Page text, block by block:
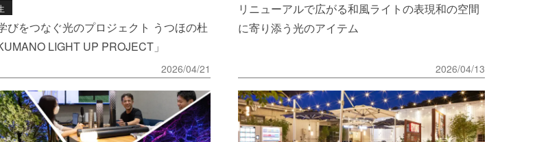
びをつなぐ光のプロジェクト うつほの杜
LIGHT UP PROJECT」
2026/04/21
リニューアルで広がる和風ライトの表現和の空間
に寄り添う光のアイテム
2026/04/13